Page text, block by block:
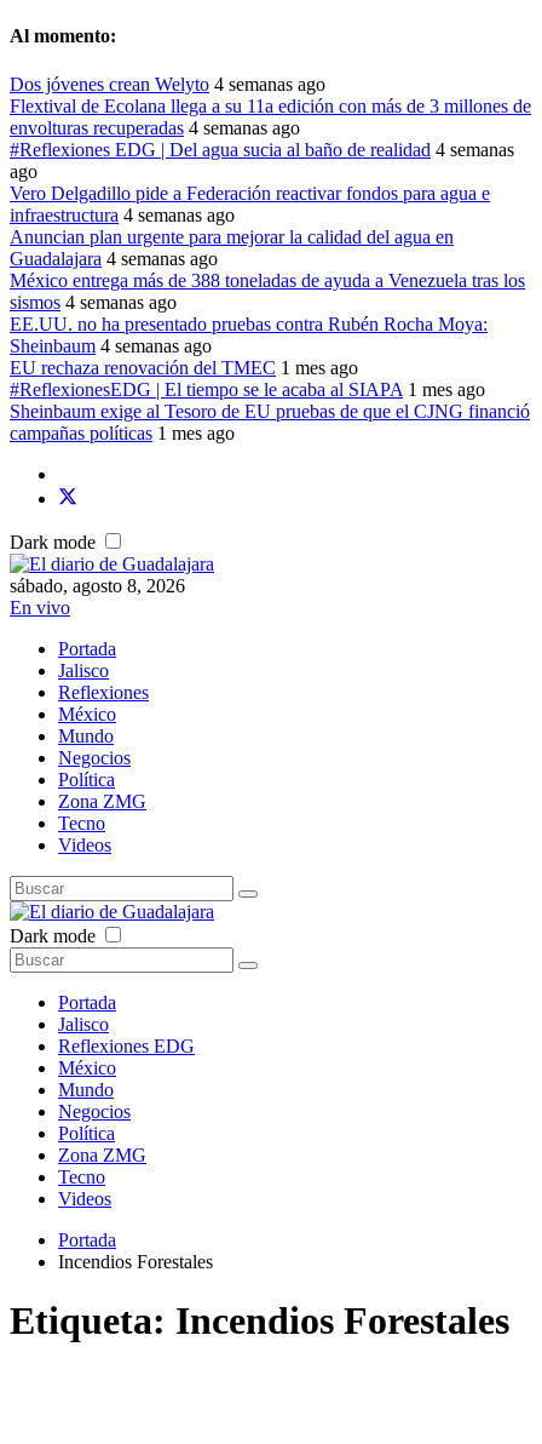
Al momento:
Dos jóvenes crean Welyto 4 semanas ago
Flextival de Ecolana llega a su 11a edición con más de 3 millones de
envolturas recuperadas 4 semanas ago
#Reflexiones EDG | Del agua sucia al baño de realidad 4 semanas
ago
Vero Delgadillo pide a Federación reactivar fondos para agua e
infraestructura 4 semanas ago
Anuncian plan urgente para mejorar la calidad del agua en
Guadalajara 4 semanas ago
México entrega más de 388 toneladas de ayuda a Venezuela tras los
sismos 4 semanas ago
EE.UU. no ha presentado pruebas contra Rubén Rocha Moya:
Sheinbaum 4 semanas ago
EU rechaza renovación del TMEC 1 mes ago
#ReflexionesEDG | El tiempo se le acaba al SIAPA 1 mes ago
Sheinbaum exige al Tesoro de EU pruebas de que el CJNG financió
campañas políticas 1 mes ago
Dark mode
sábado, agosto 8, 2026
En vivo
Portada
Jalisco
Reflexiones
México
Mundo
Negocios
Política
Zona ZMG
Tecno
Videos
Dark mode
Portada
Jalisco
Reflexiones EDG
México
Mundo
Negocios
Política
Zona ZMG
Tecno
Videos
Portada
Incendios Forestales
Etiqueta: Incendios Forestales